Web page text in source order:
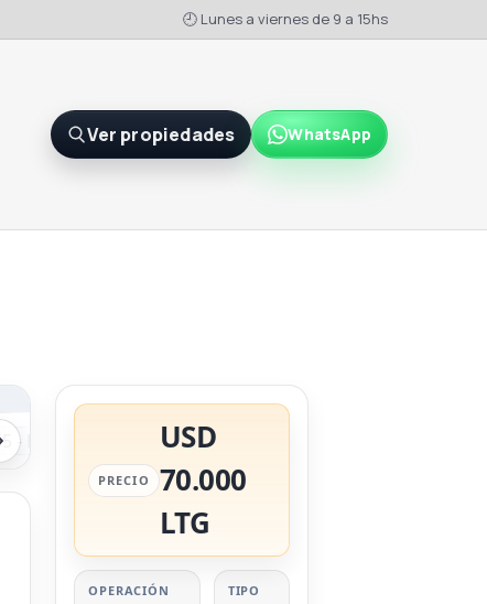
🕘 Lunes a viernes de 9 a 15hs
Ver propiedades WhatsApp
USD
70.000
LTG
OPERACIÓN TIPO